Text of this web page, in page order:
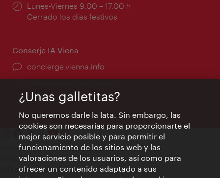
Horarios
de
Lunes-Viernes 9:00 – 17:00 h
Cerrado los días festivos
Conserje IA Viena
concierge.vienna.info
Contacto
Aviso legal
Política de privacidad de datos
¿Unas galletitas?
No queremos darle la lata. Sin embargo, las
cookies son necesarias para proporcionarte el
mejor servicio posible y para permitir el
funcionamiento de los sitios web y las
valoraciones de los usuarios, así como para
ofrecer un contenido adaptado a sus